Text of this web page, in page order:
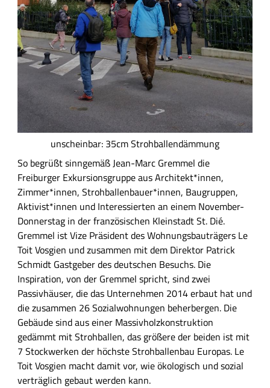
unscheinbar: 35cm Strohballendämmung
So begrüßt sinngemäß Jean-Marc Gremmel die
Freiburger Exkursionsgruppe aus Architekt*innen,
Zimmer*innen, Strohballenbauer*innen, Baugruppen,
Aktivist*innen und Interessierten an einem November-
Donnerstag in der französischen Kleinstadt St. Dié.
Gremmel ist Vize Präsident des Wohnungsbauträgers Le
Toit Vosgien und zusammen mit dem Direktor Patrick
Schmidt Gastgeber des deutschen Besuchs. Die
Inspiration, von der Gremmel spricht, sind zwei
Passivhäuser, die das Unternehmen 2014 erbaut hat und
die zusammen 26 Sozialwohnungen beherbergen. Die
Gebäude sind aus einer Massivholzkonstruktion
gedämmt mit Strohballen, das größere der beiden ist mit
7 Stockwerken der höchste Strohballenbau Europas. Le
Toit Vosgien macht damit vor, wie ökologisch und sozial
verträglich gebaut werden kann.